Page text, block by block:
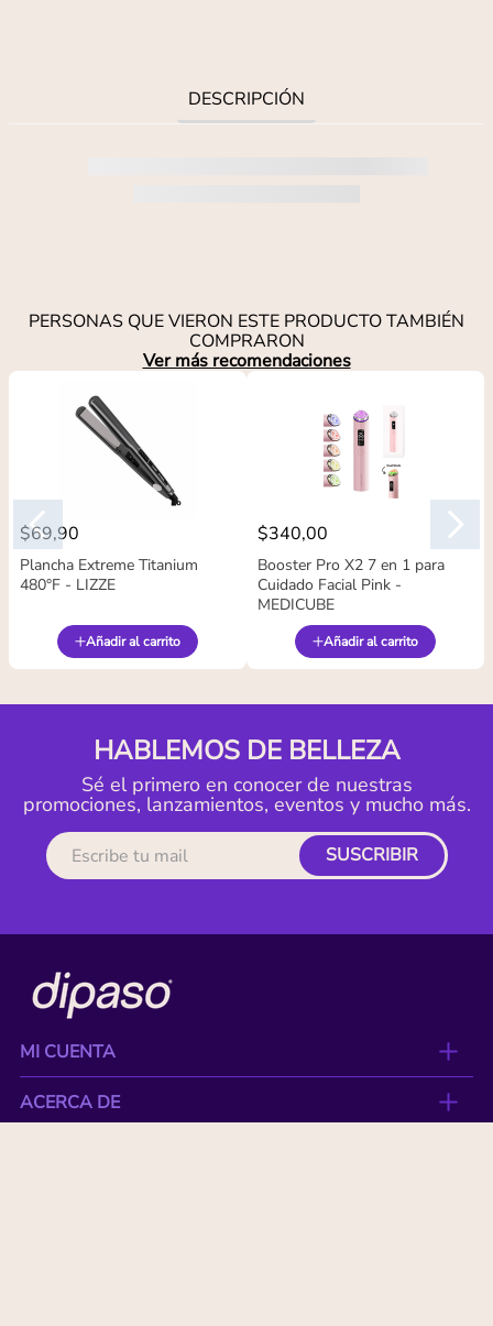
DESCRIPCIÓN
PERSONAS QUE VIERON ESTE PRODUCTO TAMBIÉN
COMPRARON
Ver más recomendaciones
$69,90
Plancha Extreme Titanium
480°F - LIZZE
Añadir al carrito
$340,00
Booster Pro X2 7 en 1 para
Cuidado Facial Pink -
MEDICUBE
Añadir al carrito
HABLEMOS DE BELLEZA
Sé el primero en conocer de nuestras
promociones, lanzamientos, eventos y mucho más.
SUSCRIBIR
MI CUENTA
ACERCA DE